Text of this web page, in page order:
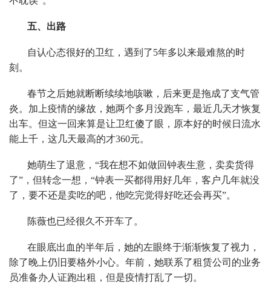
五、出路
自认心态很好的卫红，遇到了5年多以来最难熬的时
刻。
春节之后她就断断续续地咳嗽，后来更是拖成了支气管
炎。加上疫情的缘故，她两个多月没跑车，最近几天才恢复
出车。但这一回来算是让卫红傻了眼，原本好的时候日流水
能上千，这几天最高的才360元。
她萌生了退意，“我在想不如做回钟表生意，卖卖货得
了”，但转念一想，“钟表一买都得用好几年，客户几年就没
了，要不还是卖吃的吧，他吃完觉得好吃还会再买”。
陈薇也已经很久不开车了。
在眼底出血的半年后，她的左眼终于渐渐恢复了视力，
除了晚上仍旧要格外小心。年前，她联系了租赁公司的业务
员准备办人证跑出租，但是疫情打乱了一切。